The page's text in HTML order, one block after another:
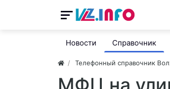
Новости Справочник
Телефонный справочник